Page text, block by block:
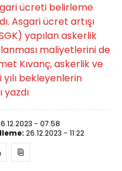
ücreti belirleme
Asgari ücret artışı
yapılan askerlik
maliyetlerini de
Kıvanç, askerlik ve
bekleyenlerin
yazdı
- 07:58
26.12.2023 - 11:22